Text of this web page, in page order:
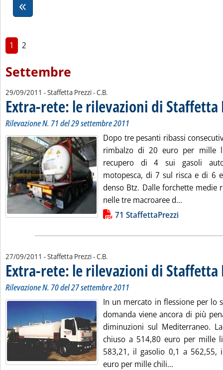
1 2
Settembre
29/09/2011 - Staffetta Prezzi -di:
C.B.
Extra-rete: le rilevazioni di Staffetta
Rilevazione N. 71 del 29 settembre 2011
Dopo tre pesanti ribassi
rimbalzo di 20 euro per mille
recupero di 4 sui gasoli
motopesca, di 7 sul risca e di 6
denso Btz. Dalle forchette medie
nelle tre macroaree d...
Lista allegati PDF alla notizia71 StaffettaPrezzi
27/09/2011 - Staffetta Prezzi -di:
C.B.
Extra-rete: le rilevazioni di Staffetta
Rilevazione N. 70 del 27 settembre 2011
In un mercato in flessione per lo
domanda viene ancora di più
diminuzioni sul Mediterraneo.
chiuso a 514,80 euro per mille
583,21, il gasolio 0,1 a 562,55,
euro per mille chili...